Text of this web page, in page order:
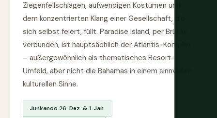
Ziegenfellschlägen, aufwendigen Kostümen und
dem konzentrierten Klang einer Gesellschaft, die
sich selbst feiert, füllt. Paradise Island, per Brücke
verbunden, ist hauptsächlich der Atlantis-Komplex
– außergewöhnlich als thematisches Resort-
Umfeld, aber nicht die Bahamas in einem sinnvollen
kulturellen Sinne.
Junkanoo 26. Dez. & 1. Jan.